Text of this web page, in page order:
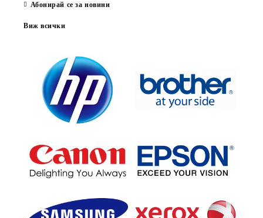
Абонирай се за новини
Виж всички